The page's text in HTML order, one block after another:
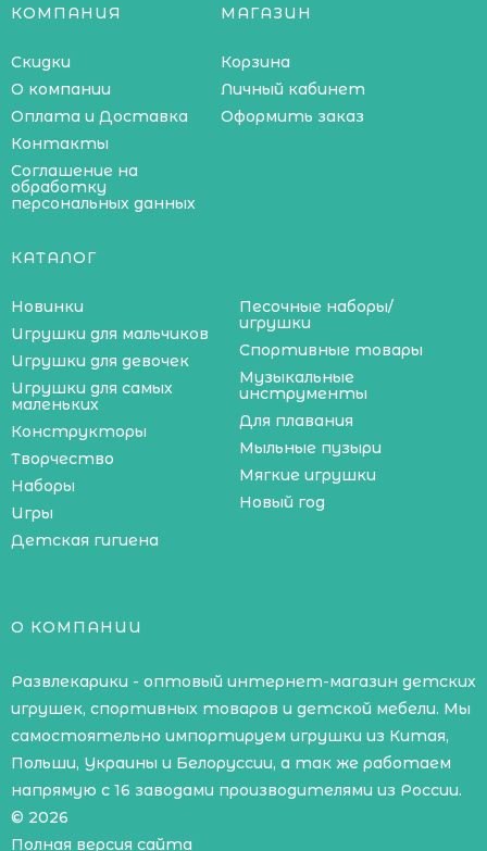
КОМПАНИЯ
Скидки
О компании
Оплата и Доставка
Контакты
Соглашение на
обработку
персональных данных
МАГАЗИН
Корзина
Личный кабинет
Оформить заказ
КАТАЛОГ
Новинки
Игрушки для мальчиков
Игрушки для девочек
Игрушки для самых
маленьких
Конструкторы
Творчество
Наборы
Игры
Детская гигиена
Песочные наборы/
игрушки
Спортивные товары
Музыкальные
инструменты
Для плавания
Мыльные пузыри
Мягкие игрушки
Новый год
О КОМПАНИИ
Развлекарики - оптовый интернет-магазин детских
игрушек, спортивных товаров и детской мебели. Мы
самостоятельно импортируем игрушки из Китая,
Польши, Украины и Белоруссии, а так же работаем
напрямую с 16 заводами производителями из России.
© 2026
Полная версия сайта